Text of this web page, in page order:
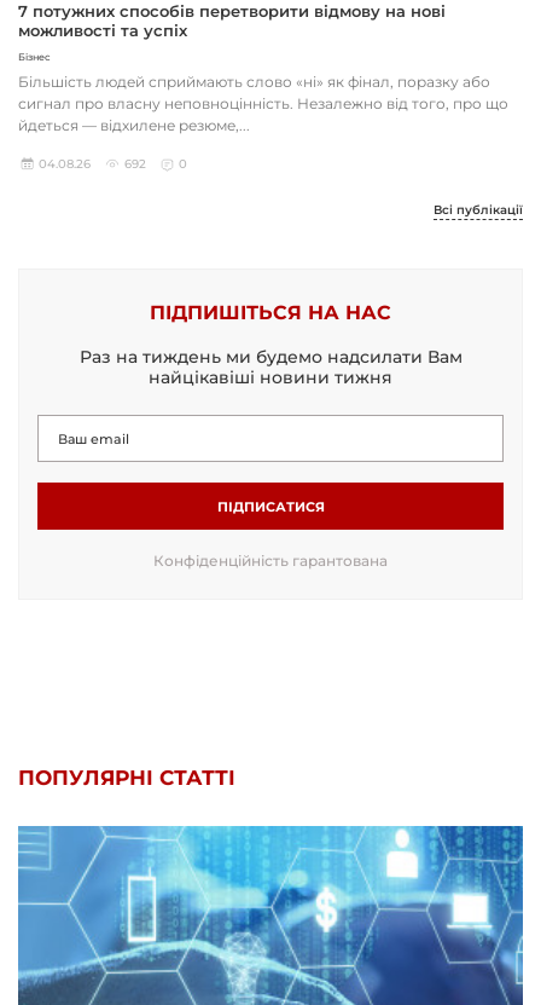
7 потужних способів перетворити відмову на нові
можливості та успіх
Бізнес
Більшість людей сприймають слово «ні» як фінал, поразку або
сигнал про власну неповноцінність. Незалежно від того, про що
йдеться — відхилене резюме,...
04.08.26 692 0
Всі публікації
ПІДПИШІТЬСЯ НА НАС
Раз на тиждень ми будемо надсилати Вам
найцікавіші новини тижня
ПІДПИСАТИСЯ
Конфіденційність гарантована
ПОПУЛЯРНІ СТАТТІ